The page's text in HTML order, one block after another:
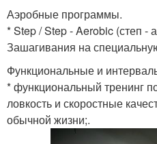
Аэробные программы.
* Step / Step - Aerobic (степ -
Зашагивания на
Функциональные и
* функциональный тренинг
ловкость и скоростные
обычной жизни;.